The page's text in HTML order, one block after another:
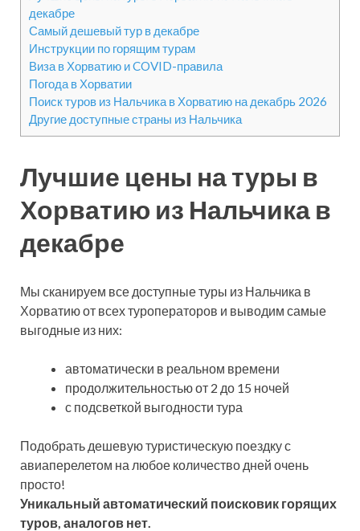
декабре
Самый дешевый тур в декабре
Инструкции по горящим турам
Виза в Хорватию и COVID-правила
Погода в Хорватии
Поиск туров из Нальчика в Хорватию на декабрь 2026
Другие доступные страны из Нальчика
Лучшие цены на туры в
Хорватию из Нальчика в
декабре
Мы сканируем все доступные туры из Нальчика в
Хорватию от всех туроператоров и выводим самые
выгодные из них:
автоматически в реальном времени
продолжительностью от 2 до 15 ночей
с подсветкой выгодности тура
Подобрать дешевую туристическую поездку с
авиаперелетом на любое количество дней очень
просто!
Уникальный автоматический поисковик горящих
туров, аналогов нет.